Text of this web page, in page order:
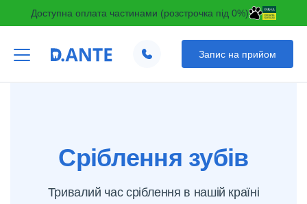
Доступна оплата частинами (розстрочка під 0%)
Запис на прийом
Сріблення зубів
Тривалий час сріблення в нашій країні